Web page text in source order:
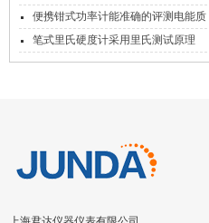
点概述
便携钳式功率计能准确的评测电能质
量分析
笔式里氏硬度计采用里氏测试原理